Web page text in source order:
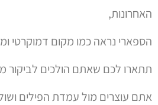
האחרונות,
הספארי נראה כמו מקום דמוקרטי
תתארו לכם שאתם הולכים לביקור
אתם עוצרים מול עמדת הפילים